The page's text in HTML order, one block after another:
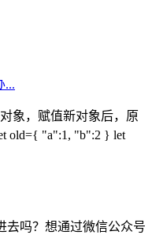
...
象，赋值新对象后，原
old={ "a":1, "b":2 } let
去吗？想通过微信公众号